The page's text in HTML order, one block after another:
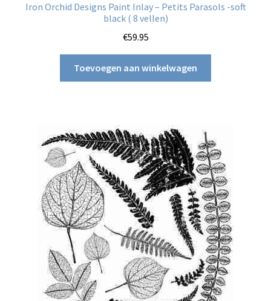
Iron Orchid Designs Paint Inlay – Petits Parasols -soft
black ( 8 vellen)
€59.95
Toevoegen aan winkelwagen